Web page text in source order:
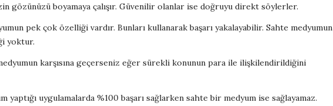
gözünüzü boyamaya çalışır. Güvenilir olanlar ise doğruyu direkt söylerler.
pek çok özelliği vardır. Bunları kullanarak başarı yakalayabilir. Sahte medyumun
yoktur.
karşısına geçerseniz eğer sürekli konunun para ile ilişkilendirildiğini
yaptığı uygulamalarda %100 başarı sağlarken sahte bir medyum ise sağlayamaz.